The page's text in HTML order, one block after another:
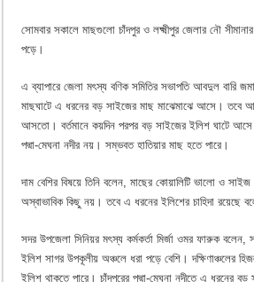
সোমবার সকালে মাছগুলো চাঁদপুর ও লক্ষ্মীপুর জেলার নৌ
পড়ে।
এ ব্যাপারে জেলা মৎস্য বণিক সমিতির সভাপতি আবদুল বারি
মাছঘাটে এ ধরনের বড় সাইজের মাছ মাঝেমাঝে আসে। তবে
আসতো। বর্তমানে কয়দিন পরপর বড় সাইজের ইলিশ ঘাটে
পদ্মা-মেঘনা নদীর নয়। সম্ভবত হাতিয়ার মাছ হতে পারে।
দাম বেশির বিষয়ে তিনি বলেন, মাছের কোয়ালিটি ভালো ও
অস্বাভাবিক কিছু নয়। তবে এ ধরনের ইলিশের চাহিদা রয়েছে
সদর উপজেলা সিনিয়র মৎস্য কর্মকর্তা মির্জা ওমর ফারুক
ইলিশ সাগর উপকূলীয় অঞ্চলে ধরা পড়ে বেশি। দক্ষিণাঞ্চলের
ইলিশ থাকতে পারে। চাঁদপুরের পদ্মা-মেঘনা নদীতে এ ধরনের